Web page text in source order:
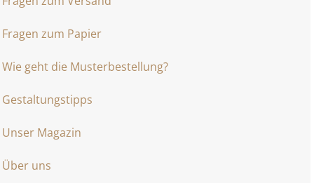
Fragen zum Papier
Wie geht die Musterbestellung?
Gestaltungstipps
Unser Magazin
Über uns